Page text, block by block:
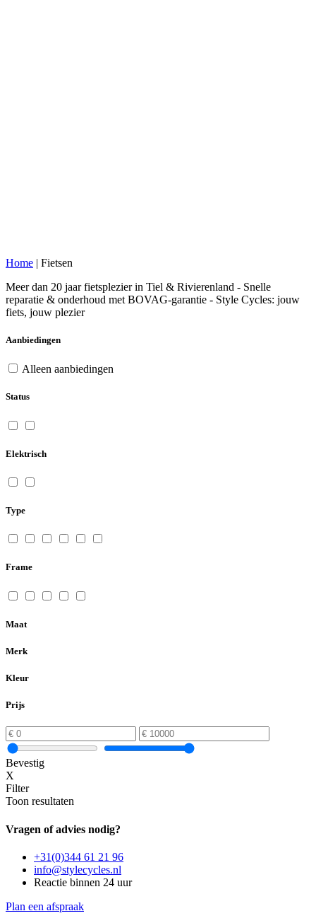
Home | Fietsen
Meer dan 20 jaar fietsplezier in Tiel & Rivierenland - Snelle
reparatie & onderhoud met BOVAG-garantie - Style Cycles: jouw
fiets, jouw plezier
Aanbiedingen
Alleen aanbiedingen
Status
Elektrisch
Type
Frame
Maat
Merk
Kleur
Prijs
Bevestig
X
Filter
Toon resultaten
Vragen of advies nodig?
+31(0)344 61 21 96
info@stylecycles.nl
Reactie binnen 24 uur
Plan een afspraak